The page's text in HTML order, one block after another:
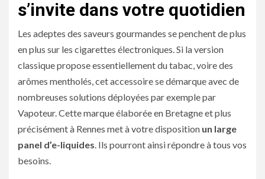
s’invite dans votre quotidien
Les adeptes des saveurs gourmandes se penchent de plus
en plus sur les cigarettes électroniques. Si la version
classique propose essentiellement du tabac, voire des
arômes mentholés, cet accessoire se démarque avec de
nombreuses solutions déployées par exemple par
Vapoteur. Cette marque élaborée en Bretagne et plus
précisément à Rennes met à votre disposition un large
panel d’e-liquides. Ils pourront ainsi répondre à tous vos
besoins.